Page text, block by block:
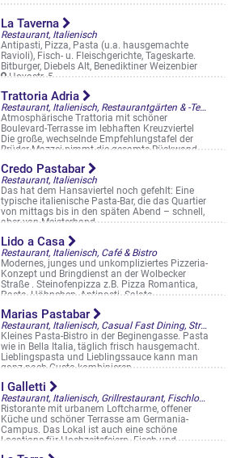
La Taverna
Restaurant, Italienisch
Antipasti, Pizza, Pasta (u.a. hausgemachte
Ravioli), Fisch- u. Fleischgerichte, Tageskarte.
Bitburger, Diebels Alt, Benediktiner Weizenbier
Hoyastr. 5
Trattoria Adria
Restaurant, Italienisch, Restaurantgärten & -Terrassen
Atmosphärische Trattoria mit schöner
Boulevard-Terrasse im lebhaften Kreuzviertel
Die große, wechselnde Empfehlungstafel der
Brüder Mazzei nimmt die gesamte Rückwand ...
Credo Pastabar
Restaurant, Italienisch
Das hat dem Hansaviertel noch gefehlt: Eine
typische italienische Pasta-Bar, die das Quartier
von mittags bis in den späten Abend – schnell,
aber von Meisterhand ...
Lido a Casa
Restaurant, Italienisch, Café & Bistro
Modernes, junges und unkompliziertes Pizzeria-
Konzept und Bringdienst an der Wolbecker
Straße . Steinofenpizza z.B. Pizza Romantica,
Pasta, Hähnchen, Antipasti. Salate ...
Wolbecker Straße 16a
Marias Pastabar
Restaurant, Italienisch, Casual Fast Dining, Straßencafés & Boulevardterrassen
Kleines Pasta-Bistro in der Beginengasse. Pasta
wie in Bella Italia, täglich frisch hausgemacht.
Lieblingspasta und Lieblingssauce kann man
ganz nach Gusto kombinieren. ...
Beginengasse 10
I Galletti
Restaurant, Italienisch, Grillrestaurant, Fischlokal, Biergarten
Ristorante mit urbanem Loftcharme, offener
Küche und schöner Terrasse am Germania-
Campus. Das Lokal ist auch eine schöne
Locations für Hochzeitsfeiern. Fisch und ...
An der Germaniabrauerei 4